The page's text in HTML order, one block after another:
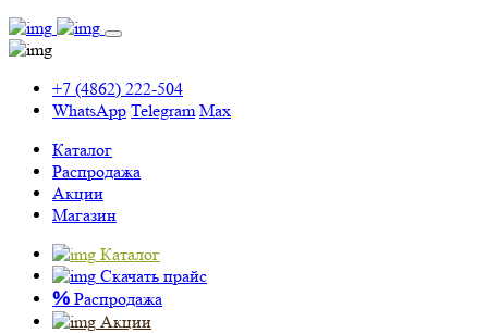
+7 (4862) 222-504
WhatsApp Telegram Max
Каталог
Распродажа
Акции
Магазин
Каталог
Скачать прайс
% Распродажа
Акции